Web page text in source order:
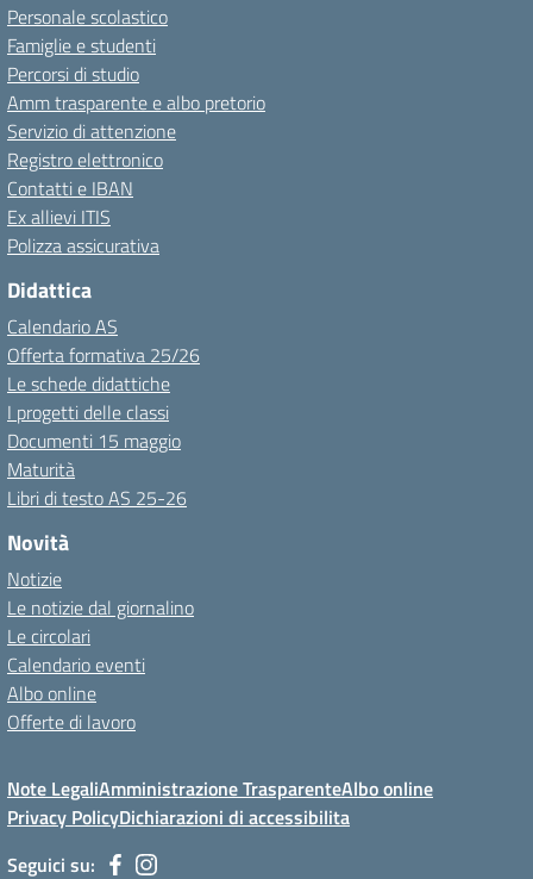
Personale scolastico
Famiglie e studenti
Percorsi di studio
Amm trasparente e albo pretorio
Servizio di attenzione
Registro elettronico
Contatti e IBAN
Ex allievi ITIS
Polizza assicurativa
Didattica
Calendario AS
Offerta formativa 25/26
Le schede didattiche
I progetti delle classi
Documenti 15 maggio
Maturità
Libri di testo AS 25-26
Novità
Notizie
Le notizie dal giornalino
Le circolari
Calendario eventi
Albo online
Offerte di lavoro
Note LegaliAmministrazione TrasparenteAlbo online
Privacy PolicyDichiarazioni di accessibilita
Seguici su: